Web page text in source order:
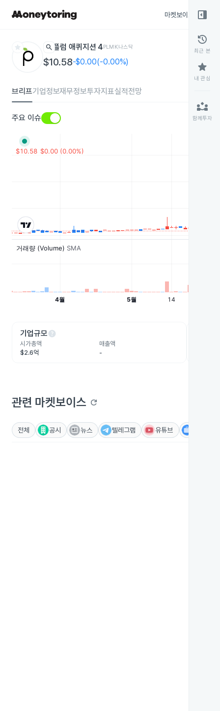
마켓보이스
star search 플럼 애퀴지션 4PLMK나스닥
$10.58-$0.00(-0.00%)
브리프기업정보재무정보투자지표실적전망
주요 이슈
기업규모help
시가총액
$2.6억
매출액
-
관련 마켓보이스 refresh
전체 공시 뉴스 텔레그램 유튜브
right_panel_open
history
최근 본
star
내 관심
partner_exchange
함께투자